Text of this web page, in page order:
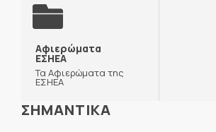
Αφιερώματα
ΕΣΗΕΑ
Τα Αφιερώματα της
ΕΣΗΕΑ
ΣΗΜΑΝΤΙΚΑ